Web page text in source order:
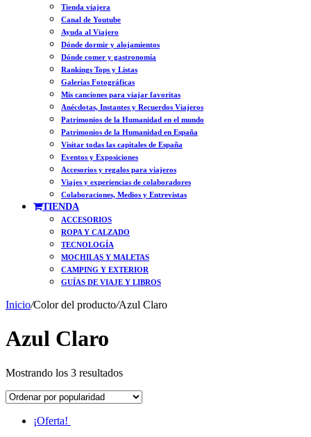
Tienda viajera
Canal de Youtube
Ayuda al Viajero
Dónde dormir y alojamientos
Dónde comer y gastronomía
Rankings Tops y Listas
Galerías Fotográficas
Mis canciones para viajar favoritas
Anécdotas, Instantes y Recuerdos Viajeros
Patrimonios de la Humanidad en el mundo
Patrimonios de la Humanidad en España
Visitar todas las capitales de España
Eventos y Exposiciones
Accesorios y regalos para viajeros
Viajes y experiencias de colaboradores
Colaboraciones, Medios y Entrevistas
TIENDA
ACCESORIOS
ROPA Y CALZADO
TECNOLOGÍA
MOCHILAS Y MALETAS
CAMPING Y EXTERIOR
GUÍAS DE VIAJE Y LIBROS
Inicio/Color del producto/Azul Claro
Azul Claro
Mostrando los 3 resultadosOrdenado
popularidad
¡Oferta!